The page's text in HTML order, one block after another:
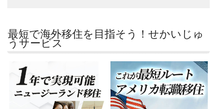
最短で海外移住を目指そう！せかいじゅ
うサービス